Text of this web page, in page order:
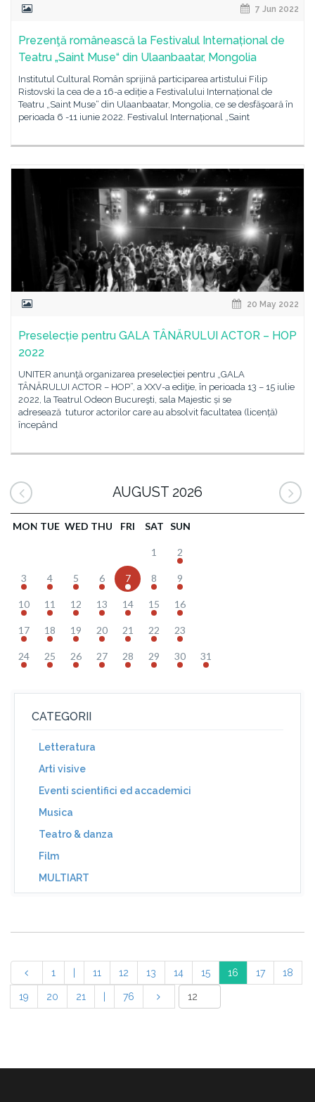
7 Jun 2022
Prezenţă românească la Festivalul Internațional de
Teatru „Saint Muse“ din Ulaanbaatar, Mongolia
Institutul Cultural Român sprijină participarea artistului Filip
Ristovski la cea de a 16-a ediție a Festivalului Internațional de
Teatru „Saint Muse“ din Ulaanbaatar, Mongolia, ce se desfăşoară în
perioada 6 -11 iunie 2022. Festivalul Internațional „Saint
20 May 2022
Preselecție pentru GALA TÂNĂRULUI ACTOR – HOP
2022
UNITER anunţă organizarea preselecției pentru „GALA
TÂNĂRULUI ACTOR – HOP”, a XXV-a ediţie, în perioada 13 – 15 iulie
2022, la Teatrul Odeon Bucureşti, sala Majestic și se
adresează tuturor actorilor care au absolvit facultatea (licență)
începând
AUGUST 2026
MON TUE WED THU FRI SAT SUN
1 2
3 4 5 6 7 8 9
10 11 12 13 14 15 16
17 18 19 20 21 22 23
24 25 26 27 28 29 30 31
CATEGORII
Letteratura
Arti visive
Eventi scientifici ed accademici
Musica
Teatro & danza
Film
MULTIART
1 11 12 13 14 15 16 17 18
19 20 21 76